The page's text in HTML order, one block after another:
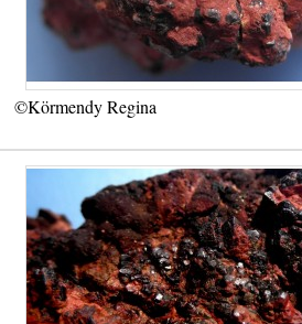
©Körmendy Regina